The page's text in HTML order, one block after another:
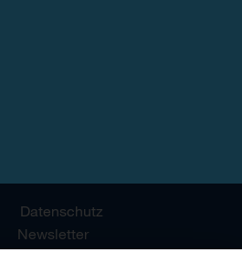
Datenschutz
Newsletter